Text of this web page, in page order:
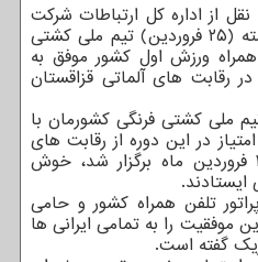
از اداره کل ارتباطات شرکت
ارتباطات سیار ایران، روز گذشته (۲۵ فروردین) تیم ملی کشتی
ورزش اول کشور موفق به
رقابت های آلماتی قزاقستان
ملی کشتی فرنگی کشورمان با
کسب ۹ مدال رنگارنگ و ۱۹۴ امتیاز در این دوره از رقابت های
آسیایی که در ایام ۲۴ و ۲۵ فروردین ماه برگزار شد، خوش
تلفن همراه کشور و حامی
موفقیت را به تمامی ایرانی ها
گفته است.